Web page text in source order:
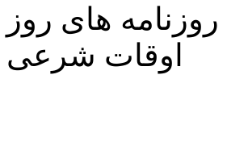
روزنامه های روز
اوقات شرعی